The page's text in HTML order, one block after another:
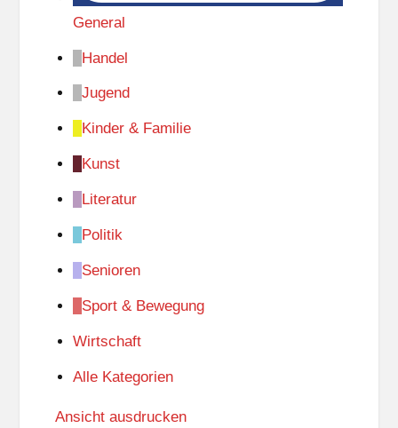
General
Handel
Jugend
Kinder & Familie
Kunst
Literatur
Politik
Senioren
Sport & Bewegung
Wirtschaft
Alle Kategorien
Ansicht ausdrucken